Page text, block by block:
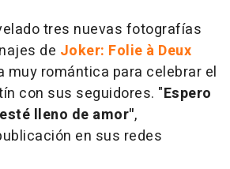
tres nuevas fotografías
de Joker: Folie à Deux
muy romántica para celebrar el
con sus seguidores. "Espero
lleno de amor",
en sus redes